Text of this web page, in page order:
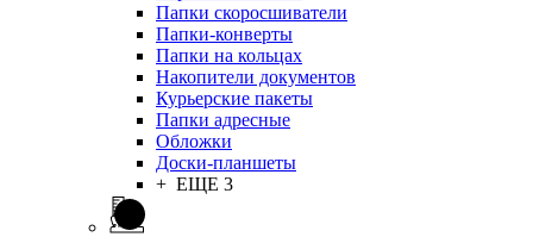
Папки скоросшиватели
Папки-конверты
Папки на кольцах
Накопители документов
Курьерские пакеты
Папки адресные
Обложки
Доски-планшеты
+ ЕЩЕ 3